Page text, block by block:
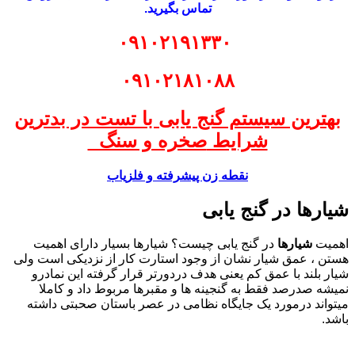
تماس بگیرید.
۰۹۱۰۲۱۹۱۳۳۰
۰۹۱۰۲۱۸۱۰۸۸
بهترین سیستم گنج یابی با تست در بدترین
شرایطصخره و سنگ
نقطه زن پیشرفته و فلزیاب
شیارها در گنج یابی
اهمیت شیارها در گنج یابی چیست؟ شیارها بسیار دارای اهمیت
هستن ، عمق شیار نشان از وجود استارت کار از نزدیکی است ولی
شیار بلند با عمق کم یعنی هدف دردورتر قرار گرفته این نمادرو
نمیشه صدرصد فقط به گنجینه ها و مقبرها مربوط داد و کاملا
میتواند درمورد یک جایگاه نظامی در عصر باستان صحبتی داشته
باشد.